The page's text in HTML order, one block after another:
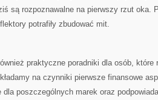
są rozpoznawalne na pierwszy rzut oka.
potrafiły zbudować mit.
praktyczne poradniki dla osób, które
na czynniki pierwsze finansowe
dla poszczególnych marek oraz